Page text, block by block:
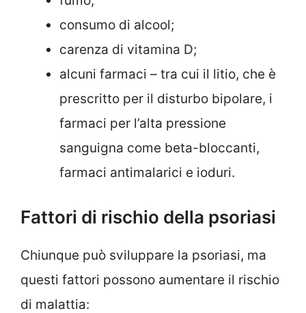
consumo di alcool;
carenza di vitamina D;
alcuni farmaci – tra cui il litio, che è
prescritto per il disturbo bipolare, i
farmaci per l’alta pressione
sanguigna come beta-bloccanti,
farmaci antimalarici e ioduri.
Fattori di rischio della psoriasi
Chiunque può sviluppare la psoriasi, ma
questi fattori possono aumentare il rischio
di malattia: